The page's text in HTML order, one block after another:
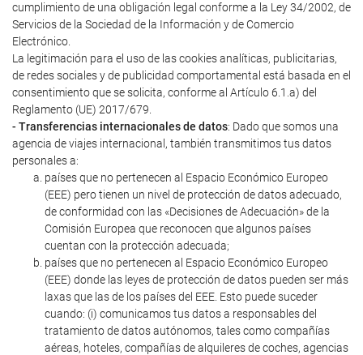
cumplimiento de una obligación legal conforme a la Ley 34/2002, de
Servicios de la Sociedad de la Información y de Comercio
Electrónico.
La legitimación para el uso de las cookies analíticas, publicitarias,
de redes sociales y de publicidad comportamental está basada en el
consentimiento que se solicita, conforme al Artículo 6.1.a) del
Reglamento (UE) 2017/679.
- Transferencias internacionales de datos: Dado que somos una
agencia de viajes internacional, también transmitimos tus datos
personales a:
países que no pertenecen al Espacio Económico Europeo
(EEE) pero tienen un nivel de protección de datos adecuado,
de conformidad con las «Decisiones de Adecuación» de la
Comisión Europea que reconocen que algunos países
cuentan con la protección adecuada;
países que no pertenecen al Espacio Económico Europeo
(EEE) donde las leyes de protección de datos pueden ser más
laxas que las de los países del EEE. Esto puede suceder
cuando: (i) comunicamos tus datos a responsables del
tratamiento de datos autónomos, tales como compañías
aéreas, hoteles, compañías de alquileres de coches, agencias